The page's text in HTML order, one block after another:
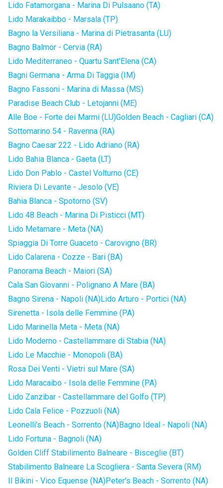
Lido Fatamorgana - Marina Di Pulsaano (TA)
Lido Marakaibbo - Marsala (TP)
Bagno la Versiliana - Marina di Pietrasanta (LU)
Bagno Balmor - Cervia (RA)
Lido Mediterraneo - Quartu Sant'Elena (CA)
Bagni Germana - Arma Di Taggia (IM)
Bagno Fassoni - Marina di Massa (MS)
Paradise Beach Club - Letojanni (ME)
Alle Boe - Forte dei Marmi (LU)Golden Beach - Cagliari (CA)
Sottomarino 54 - Ravenna (RA)
Bagno Caesar 222 - Lido Adriano (RA)
Lido Bahia Blanca - Gaeta (LT)
Lido Don Pablo - Castel Volturno (CE)
Riviera Di Levante - Jesolo (VE)
Bahia Blanca - Spotorno (SV)
Lido 48 Beach - Marina Di Pisticci (MT)
Lido Metamare - Meta (NA)
Spiaggia Di Torre Guaceto - Carovigno (BR)
Lido Calarena - Cozze - Bari (BA)
Panorama Beach - Maiori (SA)
Cala San Giovanni - Polignano A Mare (BA)
Bagno Sirena - Napoli (NA)Lido Arturo - Portici (NA)
Sirenetta - Isola delle Femmine (PA)
Lido Marinella Meta - Meta (NA)
Lido Moderno - Castellammare di Stabia (NA)
Lido Le Macchie - Monopoli (BA)
Rosa Dei Venti - Vietri sul Mare (SA)
Lido Maracaibo - Isola delle Femmine (PA)
Lido Zanzibar - Castellammare del Golfo (TP)
Lido Cala Felice - Pozzuoli (NA)
Leonelli's Beach - Sorrento (NA)Bagno Ideal - Napoli (NA)
Lido Fortuna - Bagnoli (NA)
Golden Cliff Stabilimento Balneare - Bisceglie (BT)
Stabilimento Balneare La Scogliera - Santa Severa (RM)
Il Bikini - Vico Equense (NA)Peter's Beach - Sorrento (NA)